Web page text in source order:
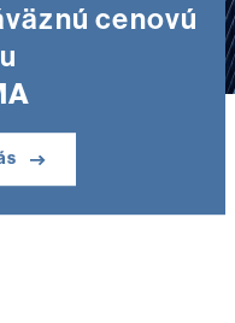
cenovú